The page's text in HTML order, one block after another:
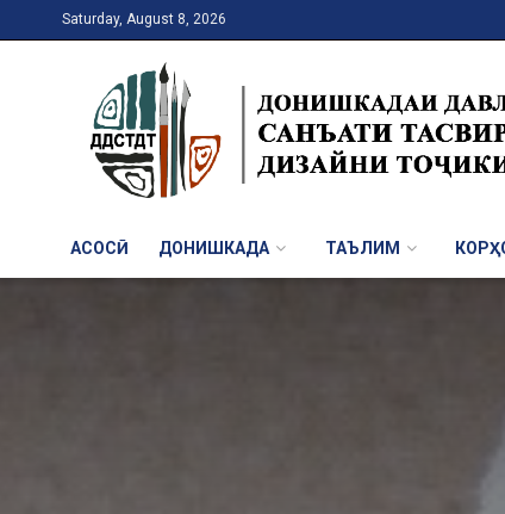
Saturday, August 8, 2026
АСОСӢ ДОНИШКАДА ТАЪЛИМ